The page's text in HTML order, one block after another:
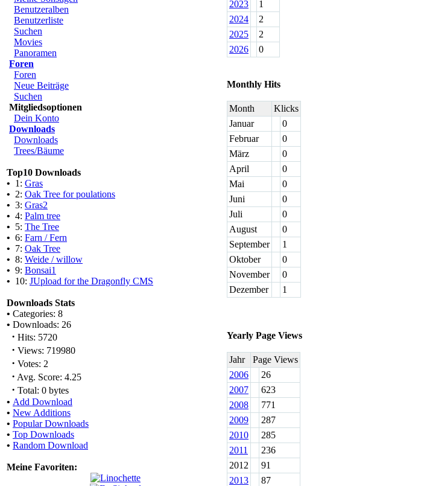
Benutzeralben
Benutzerliste
Suchen
Movies
Panoramen
Foren
Foren
Neue Beiträge
Suchen
Mitgliedsoptionen
Dein Konto
Downloads
Downloads
Trees/Bäume
Top10 Downloads
• 1: Gras
• 2: Oak Tree for poulations
• 3: Gras2
• 4: Palm tree
• 5: The Tree
• 6: Farn / Fern
• 7: Oak Tree
• 8: Weide / willow
• 9: Bonsai1
• 10: JUpload for the Dragonfly CMS
Downloads Stats
• Categories: 8
• Downloads: 26
· Hits: 5720
· Views: 719980
· Votes: 2
· Avg. Score: 4.25
· Total: 0 bytes
• Add Download
• New Additions
• Popular Downloads
• Top Downloads
• Random Download
Meine Favoriten:
2023
1
2024
2
2025
2
2026
0
Monthly Hits
Month
Klicks
Januar
0
Februar
0
März
0
April
0
Mai
0
Juni
0
Juli
0
August
0
September
1
Oktober
0
November
0
Dezember
1
Yearly Page Views
Jahr
Page Views
2006
26
2007
623
2008
771
2009
287
2010
285
2011
236
2012
91
2013
87